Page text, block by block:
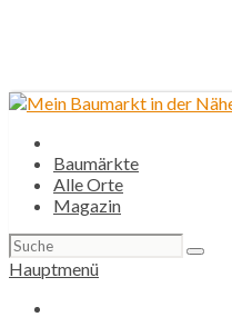
Baumärkte
Alle Orte
Magazin
Suchen
nach:
Hauptmenü